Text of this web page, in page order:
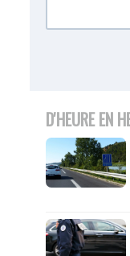
D'HEURE EN